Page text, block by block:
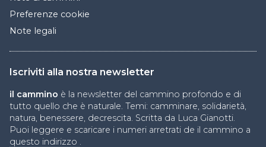
Preferenze cookie
Note legali
Iscriviti alla nostra newsletter
il cammino è la newsletter del cammino profondo e di
tutto quello che è naturale. Temi: camminare, solidarietà,
natura, benessere, decrescita. Scritta da Luca Gianotti.
Puoi leggere e scaricare i numeri arretrati de il cammino a
questo indirizzo .